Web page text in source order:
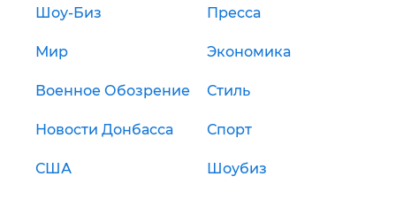
Шоу-Биз Пресса
Мир Экономика
Военное Обозрение Стиль
Новости Донбасса Спорт
США Шоубиз